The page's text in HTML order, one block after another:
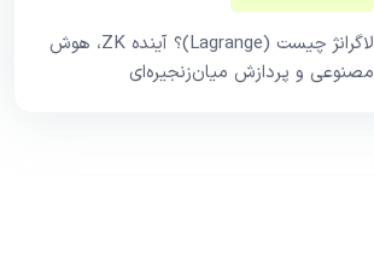
لاگرانژ چیست (Lagrange)؟ آینده ZK، هوش
مصنوعی و پردازش میان‌زنجیره‌ای